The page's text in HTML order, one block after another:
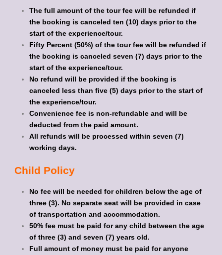
The full amount of the tour fee will be refunded if
the booking is canceled ten (10) days prior to the
start of the experience/tour.
Fifty Percent (50%) of the tour fee will be refunded if
the booking is canceled seven (7) days prior to the
start of the experience/tour.
No refund will be provided if the booking is
canceled less than five (5) days prior to the start of
the experience/tour.
Convenience fee is non-refundable and will be
deducted from the paid amount.
All refunds will be processed within seven (7)
working days.
Child Policy
No fee will be needed for children below the age of
three (3). No separate seat will be provided in case
of transportation and accommodation.
50% fee must be paid for any child between the age
of three (3) and seven (7) years old.
Full amount of money must be paid for anyone